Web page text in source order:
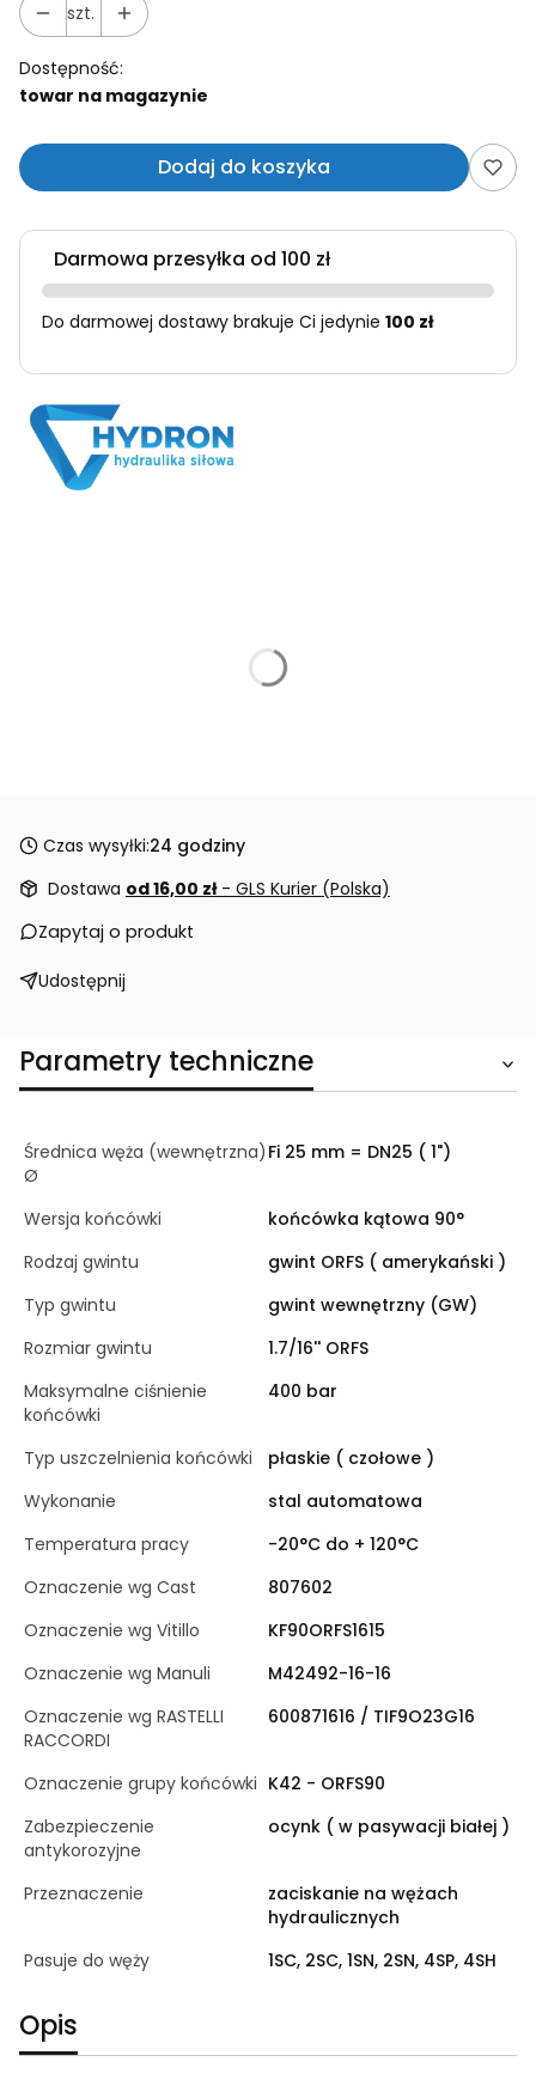
szt.
Dostępność:
towar na magazynie
Dodaj do koszyka
Darmowa przesyłka od 100 zł
Do darmowej dostawy brakuje Ci jedynie 100 zł
Czas wysyłki:24 godziny
Dostawa od 16,00 zł - GLS Kurier (Polska)
Zapytaj o produkt
Udostępnij
Parametry techniczne
Średnica węża (wewnętrzna)
Ø
Fi 25 mm = DN25 ( 1")
Wersja końcówki
końcówka kątowa 90°
Rodzaj gwintu
gwint ORFS ( amerykański )
Typ gwintu
gwint wewnętrzny (GW)
Rozmiar gwintu
1.7/16'' ORFS
Maksymalne ciśnienie
końcówki
400 bar
Typ uszczelnienia końcówki
płaskie ( czołowe )
Wykonanie
stal automatowa
Temperatura pracy
-20°C do + 120°C
Oznaczenie wg Cast
807602
Oznaczenie wg Vitillo
KF90ORFS1615
Oznaczenie wg Manuli
M42492-16-16
Oznaczenie wg RASTELLI
RACCORDI
600871616 / TIF9O23G16
Oznaczenie grupy końcówki K42 - ORFS90
Zabezpieczenie
antykorozyjne
ocynk ( w pasywacji białej )
Przeznaczenie
zaciskanie na wężach
hydraulicznych
Pasuje do węży
1SC, 2SC, 1SN, 2SN, 4SP, 4SH
Opis